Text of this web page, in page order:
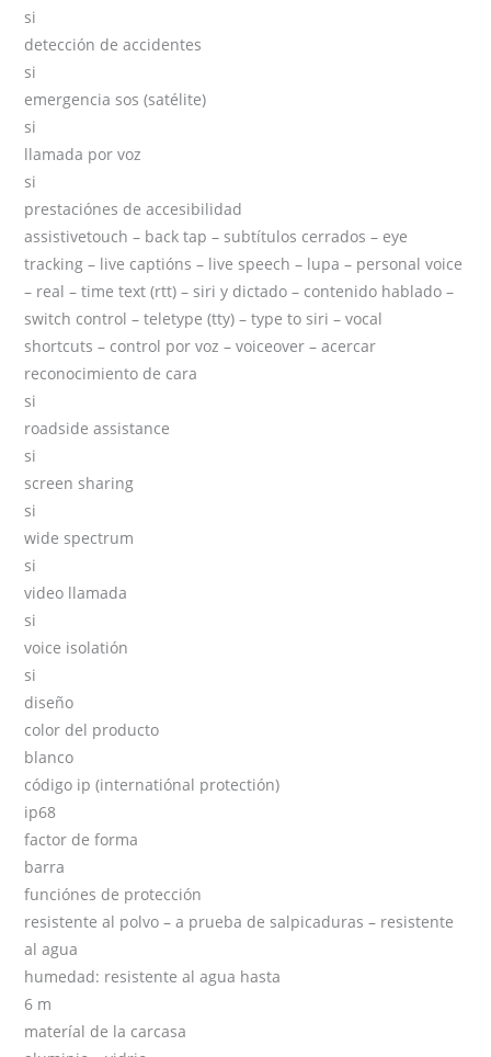
si
detección de accidentes
si
emergencia sos (satélite)
si
llamada por voz
si
prestaciónes de accesibilidad
assistivetouch – back tap – subtítulos cerrados – eye
tracking – live captións – live speech – lupa – personal voice
– real – time text (rtt) – siri y dictado – contenido hablado –
switch control – teletype (tty) – type to siri – vocal
shortcuts – control por voz – voiceover – acercar
reconocimiento de cara
si
roadside assistance
si
screen sharing
si
wide spectrum
si
video llamada
si
voice isolatión
si
diseño
color del producto
blanco
código ip (internatiónal protectión)
ip68
factor de forma
barra
funciónes de protección
resistente al polvo – a prueba de salpicaduras – resistente
al agua
humedad: resistente al agua hasta
6 m
materíal de la carcasa